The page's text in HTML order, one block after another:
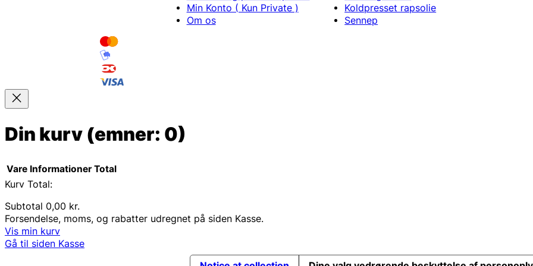
Min Konto ( Kun Private )
Om os
Koldpresset rapsolie
Sennep
Din kurv (emner: 0)
Varer
i
indkøbskurv
Vare Informationer Total
Kurv Total:
Subtotal 0,00 kr.
Forsendelse, moms, og rabatter udregnet på siden Kasse.
Vis min kurv
Gå til siden Kasse